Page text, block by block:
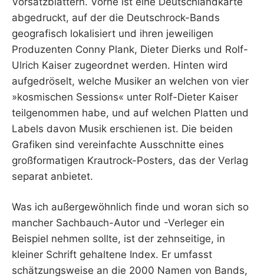
abgedruckt, auf der die Deutschrock-Bands
geografisch lokalisiert und ihren jeweiligen
Produzenten Conny Plank, Dieter Dierks und Rolf-
Ulrich Kaiser zugeordnet werden. Hinten wird
aufgedröselt, welche Musiker an welchen von vier
»kosmischen Sessions« unter Rolf-Dieter Kaiser
teilgenommen habe, und auf welchen Platten und
Labels davon Musik erschienen ist. Die beiden
Grafiken sind vereinfachte Ausschnitte eines
großformatigen Krautrock-Posters, das der Verlag
separat anbietet.
Was ich außergewöhnlich finde und woran sich so
mancher Sachbauch-Autor und -Verleger ein
Beispiel nehmen sollte, ist der zehnseitige, in
kleiner Schrift gehaltene Index. Er umfasst
schätzungsweise an die 2000 Namen von Bands,